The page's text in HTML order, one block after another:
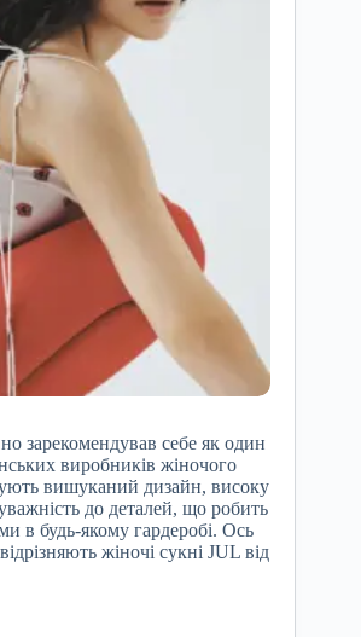
зарекомендував себе як один
виробників жіночого
вишуканий дизайн, високу
уважність до деталей, що робить
в будь-якому гардеробі. Ось
жіночі сукні JUL від